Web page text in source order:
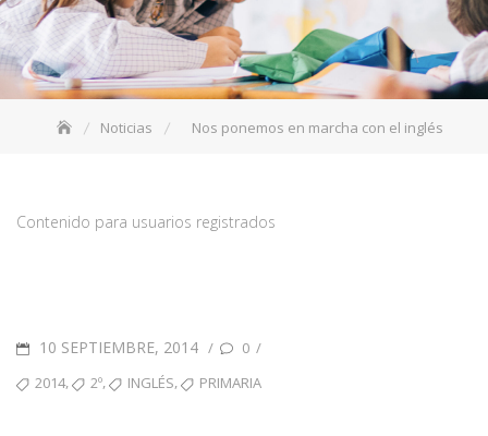
Noticias Nos ponemos en marcha con el inglés
Contenido para usuarios registrados
10 SEPTIEMBRE, 2014 / 0 /
2014, 2º, INGLÉS, PRIMARIA